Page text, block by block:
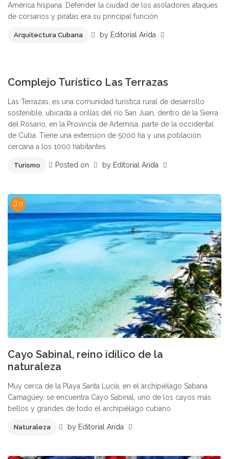
América hispana. Defender la ciudad de los asoladores ataques
de corsarios y piratas era su principal función
Arquitectura Cubana by Editorial Arida
Complejo Turístico Las Terrazas
Las Terrazas, es una comunidad turística rural de desarrollo
sostenible, ubicada a orillas del río San Juan, dentro de la Sierra
del Rosario, en la Provincia de Artemisa, parte de la occidental
de Cuba. Tiene una extensión de 5000 ha y una población
cercana a los 1000 habitantes
Turismo Posted on by Editorial Arida
0
Cayo Sabinal, reino idílico de la
naturaleza
Muy cerca de la Playa Santa Lucía, en el archipiélago Sabana
Camagüey, se encuentra Cayo Sabinal, uno de los cayos más
bellos y grandes de todo el archipiélago cubano.
Naturaleza by Editorial Arida